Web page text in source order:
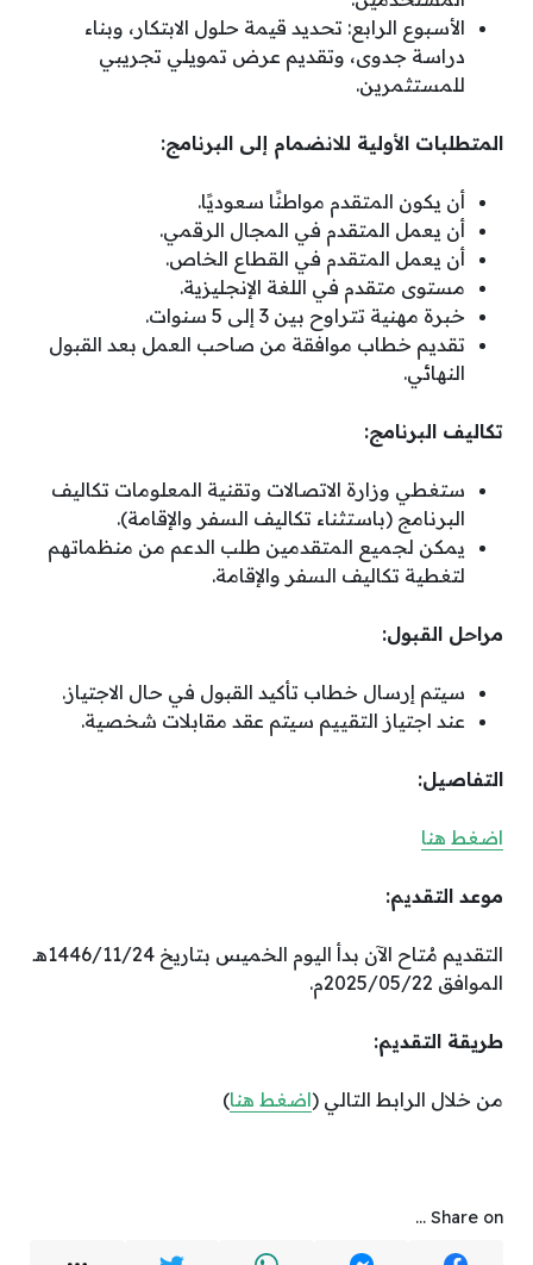
الأسبوع الرابع: تحديد قيمة حلول الابتكار، وبناء
دراسة جدوى، وتقديم عرض تمويلي تجريبي
للمستثمرين.
المتطلبات الأولية للانضمام إلى البرنامج:
أن يكون المتقدم مواطنًا سعوديًا.
أن يعمل المتقدم في المجال الرقمي.
أن يعمل المتقدم في القطاع الخاص.
مستوى متقدم في اللغة الإنجليزية.
خبرة مهنية تتراوح بين 3 إلى 5 سنوات.
تقديم خطاب موافقة من صاحب العمل بعد القبول
النهائي.
تكاليف البرنامج:
ستغطي وزارة الاتصالات وتقنية المعلومات تكاليف
البرنامج (باستثناء تكاليف السفر والإقامة).
يمكن لجميع المتقدمين طلب الدعم من منظماتهم
لتغطية تكاليف السفر والإقامة.
مراحل القبول:
سيتم إرسال خطاب تأكيد القبول في حال الاجتياز.
عند اجتياز التقييم سيتم عقد مقابلات شخصية.
التفاصيل:
اضغط هنا
موعد التقديم:
التقديم مُتاح الآن بدأ اليوم الخميس بتاريخ 1446/11/24هـ
الموافق 2025/05/22م.
طريقة التقديم:
من خلال الرابط التالي (اضغط هنا)
Share on ...